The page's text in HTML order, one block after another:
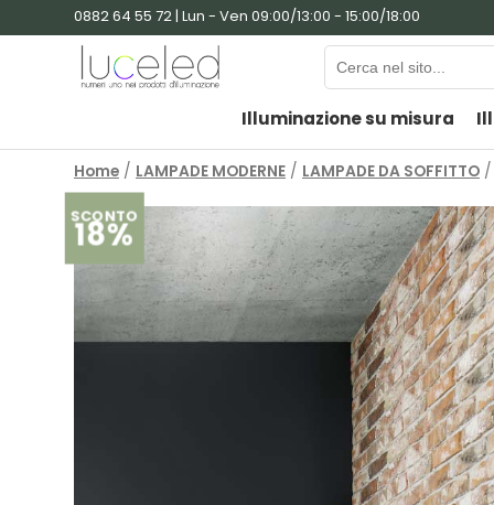
0882 64 55 72 | Lun - Ven 09:00/13:00 - 15:00/18:00
Illuminazione su misura
Home / LAMPADE MODERNE / LAMPADE DA SOFFITTO /
SCONTO
18%